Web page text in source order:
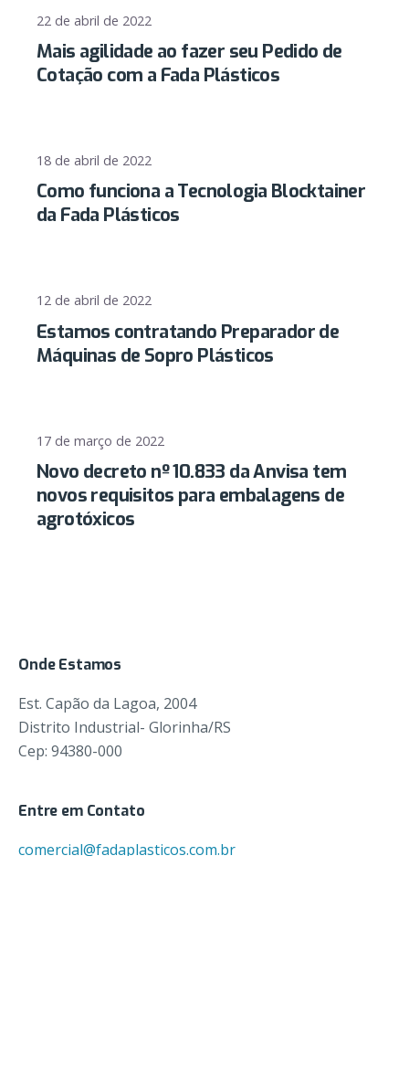
22 de abril de 2022
Mais agilidade ao fazer seu Pedido de
Cotação com a Fada Plásticos
18 de abril de 2022
Como funciona a Tecnologia Blocktainer
da Fada Plásticos
12 de abril de 2022
Estamos contratando Preparador de
Máquinas de Sopro Plásticos
17 de março de 2022
Novo decreto nº 10.833 da Anvisa tem
novos requisitos para embalagens de
agrotóxicos
Onde Estamos
Est. Capão da Lagoa, 2004
Distrito Industrial- Glorinha/RS
Cep: 94380-000
Entre em Contato
comercial@fadaplasticos.com.br